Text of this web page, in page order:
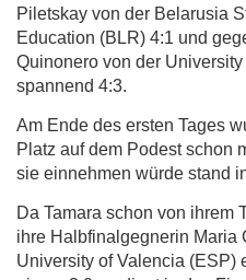
Piletskay von der Belarusia
Education (BLR) 4:1 und
Quinonero von der
spannend 4:3.
Am Ende des ersten Tages
Platz auf dem Podest schon
sie einnehmen würde stand
Da Tamara schon von ihrem
ihre Halbfinalgegnerin Maria
University of Valencia (ESP)